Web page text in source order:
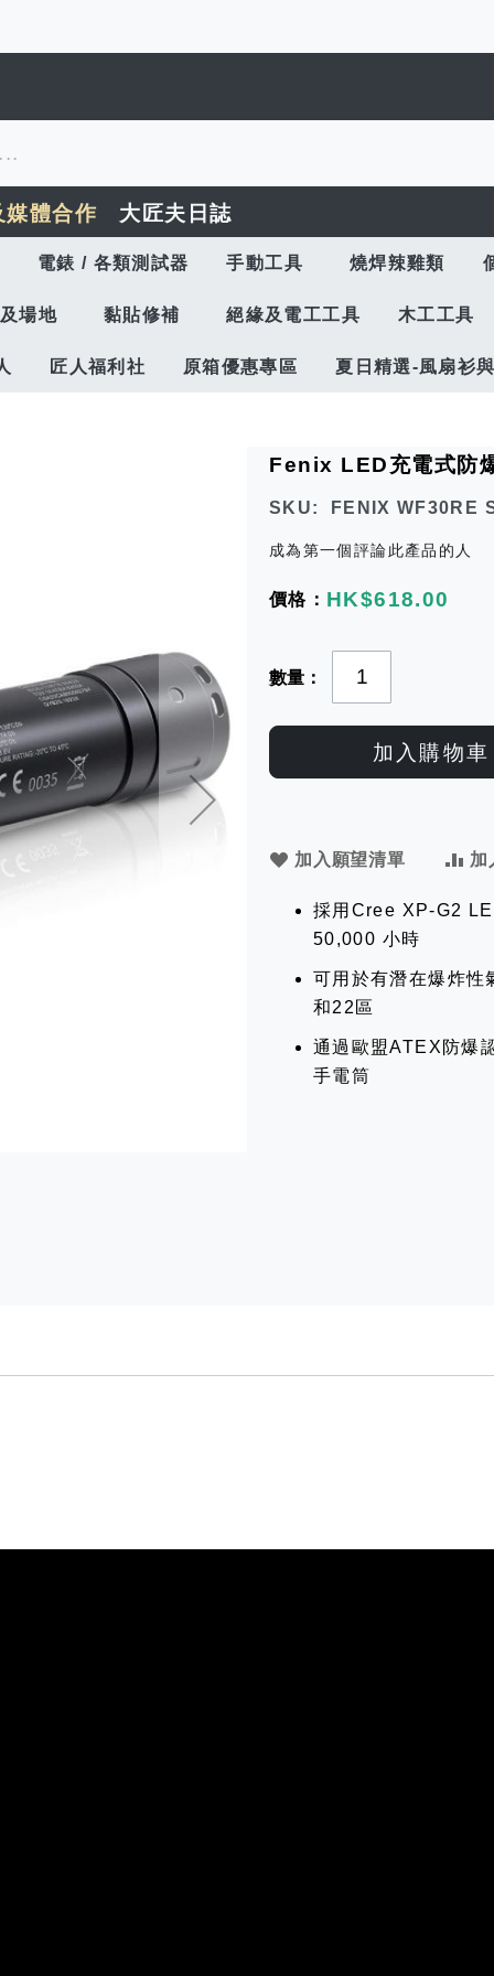
體合作 大匠夫日誌
電錶 / 各類測試器 手動工具 燒焊辣雞類
場地 黏貼修補 絕緣及電工工具 木工工具
匠人福利社 原箱優惠專區 夏日精選-風扇衫
Fenix LED充電式防
SKU FENIX WF30RE
成為第一個評論此產品的人
HK$618.00
數量
加入購物車
加入願望清單 加
採用Cree XP-G2
50,000 小時
可用於有潛在爆炸性
和22區
通過歐盟ATEX防爆
手電筒